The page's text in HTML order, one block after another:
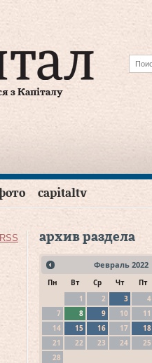
з Капіталу
capitaltv
RSS архив раздела
Февраль 2022
Пн Вт Ср Чт Пт
1
2 3 4
7
8 9 10 11
14
15 16 17 18
21
22 23 24 25
28